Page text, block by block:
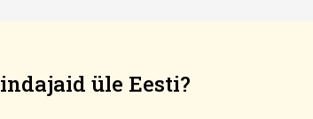
üle Eesti?